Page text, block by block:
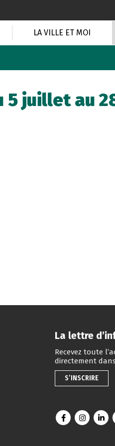
LA VILLE ET MOI
5 juillet au
La lettre
Recevez toute
directement
S’INSCRIRE
Lien vers le
Lien vers